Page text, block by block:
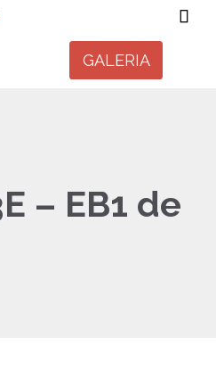

GALERIA
– EB1 de